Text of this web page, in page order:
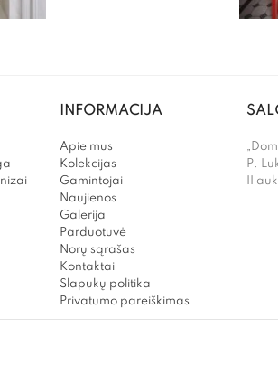
INFORMACIJA
Apie mus
Kolekcijas
Gamintojai
Naujienos
Galerija
Parduotuvė
Norų sąrašas
Kontaktai
Slapukų politika
Privatumo pareiškimas
P.
II